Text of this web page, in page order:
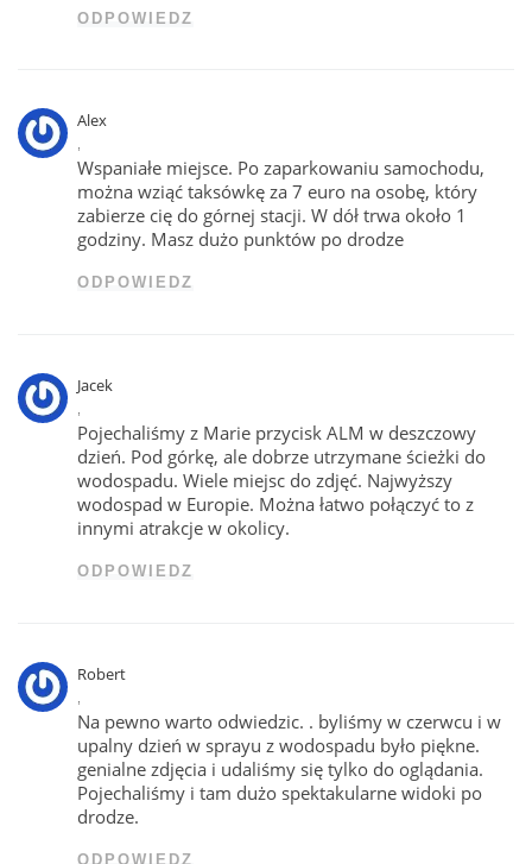
ODPOWIEDZ
Alex
,
Wspaniałe miejsce. Po zaparkowaniu samochodu,
można wziąć taksówkę za 7 euro na osobę, który
zabierze cię do górnej stacji. W dół trwa około 1
godziny. Masz dużo punktów po drodze
ODPOWIEDZ
Jacek
Pojechaliśmy z Marie przycisk ALM w deszczowy
dzień. Pod górkę, ale dobrze utrzymane ścieżki do
wodospadu. Wiele miejsc do zdjęć. Najwyższy
wodospad w Europie. Można łatwo połączyć to z
innymi atrakcje w okolicy.
ODPOWIEDZ
Robert
Na pewno warto odwiedzic. . byliśmy w czerwcu i w
upalny dzień w sprayu z wodospadu było piękne.
genialne zdjęcia i udaliśmy się tylko do oglądania.
Pojechaliśmy i tam dużo spektakularne widoki po
drodze.
ODPOWIEDZ